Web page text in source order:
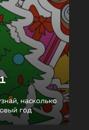
насколько
год